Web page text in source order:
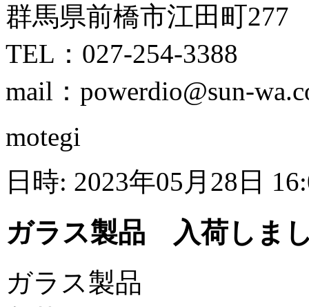
群馬県前橋市江田町277
TEL：027-254-3388
mail：powerdio@sun-
motegi
日時: 2023年05月28日
ガラス製品 入荷しま
ガラス製品